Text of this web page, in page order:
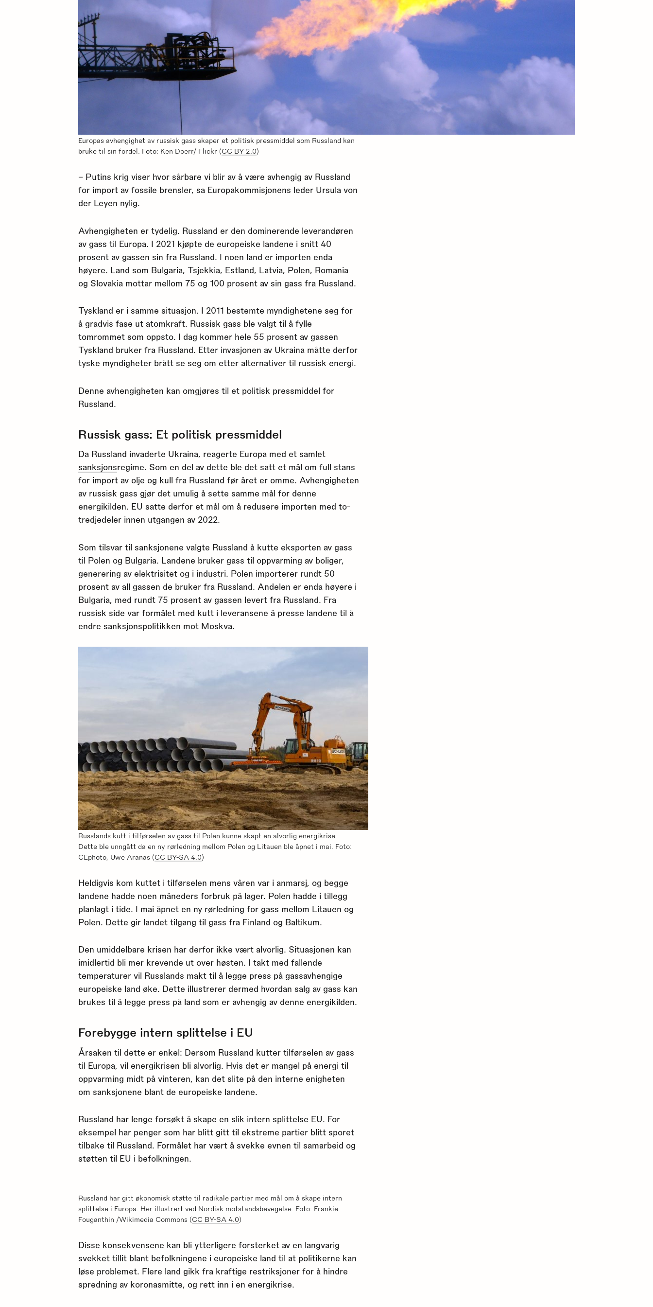
Europas avhengighet av russisk gass skaper et politisk pressmiddel som Russland kan
bruke til sin fordel. Foto: Ken Doerr/ Flickr (CC BY 2.0)
– Putins krig viser hvor sårbare vi blir av å være avhengig av Russland
for import av fossile brensler, sa Europakommisjonens leder Ursula von
der Leyen nylig.
Avhengigheten er tydelig. Russland er den dominerende leverandøren
av gass til Europa. I 2021 kjøpte de europeiske landene i snitt 40
prosent av gassen sin fra Russland. I noen land er importen enda
høyere. Land som Bulgaria, Tsjekkia, Estland, Latvia, Polen, Romania
og Slovakia mottar mellom 75 og 100 prosent av sin gass fra Russland.
Tyskland er i samme situasjon. I 2011 bestemte myndighetene seg for
å gradvis fase ut atomkraft. Russisk gass ble valgt til å fylle
tomrommet som oppsto. I dag kommer hele 55 prosent av gassen
Tyskland bruker fra Russland. Etter invasjonen av Ukraina måtte derfor
tyske myndigheter brått se seg om etter alternativer til russisk energi.
Denne avhengigheten kan omgjøres til et politisk pressmiddel for
Russland.
Russisk gass: Et politisk pressmiddel
Da Russland invaderte Ukraina, reagerte Europa med et samlet
sanksjonsregime. Som en del av dette ble det satt et mål om full stans
for import av olje og kull fra Russland før året er omme. Avhengigheten
av russisk gass gjør det umulig å sette samme mål for denne
energikilden. EU satte derfor et mål om å redusere importen med to-
tredjedeler innen utgangen av 2022.
Som tilsvar til sanksjonene valgte Russland å kutte eksporten av gass
til Polen og Bulgaria. Landene bruker gass til oppvarming av boliger,
generering av elektrisitet og i industri. Polen importerer rundt 50
prosent av all gassen de bruker fra Russland. Andelen er enda høyere i
Bulgaria, med rundt 75 prosent av gassen levert fra Russland. Fra
russisk side var formålet med kutt i leveransene å presse landene til å
endre sanksjonspolitikken mot Moskva.
Russlands kutt i tilførselen av gass til Polen kunne skapt en alvorlig energikrise.
Dette ble unngått da en ny rørledning mellom Polen og Litauen ble åpnet i mai. Foto:
CEphoto, Uwe Aranas (CC BY-SA 4.0)
Heldigvis kom kuttet i tilførselen mens våren var i anmarsj, og begge
landene hadde noen måneders forbruk på lager. Polen hadde i tillegg
planlagt i tide. I mai åpnet en ny rørledning for gass mellom Litauen og
Polen. Dette gir landet tilgang til gass fra Finland og Baltikum.
Den umiddelbare krisen har derfor ikke vært alvorlig. Situasjonen kan
imidlertid bli mer krevende ut over høsten. I takt med fallende
temperaturer vil Russlands makt til å legge press på gassavhengige
europeiske land øke. Dette illustrerer dermed hvordan salg av gass kan
brukes til å legge press på land som er avhengig av denne energikilden.
Forebygge intern splittelse i EU
Årsaken til dette er enkel: Dersom Russland kutter tilførselen av gass
til Europa, vil energikrisen bli alvorlig. Hvis det er mangel på energi til
oppvarming midt på vinteren, kan det slite på den interne enigheten
om sanksjonene blant de europeiske landene.
Russland har lenge forsøkt å skape en slik intern splittelse EU. For
eksempel har penger som har blitt gitt til ekstreme partier blitt sporet
tilbake til Russland. Formålet har vært å svekke evnen til samarbeid og
støtten til EU i befolkningen.
Russland har gitt økonomisk støtte til radikale partier med mål om å skape intern
splittelse i Europa. Her illustrert ved Nordisk motstandsbevegelse. Foto: Frankie
Fouganthin /Wikimedia Commons (CC BY-SA 4.0)
Disse konsekvensene kan bli ytterligere forsterket av en langvarig
svekket tillit blant befolkningene i europeiske land til at politikerne kan
løse problemet. Flere land gikk fra kraftige restriksjoner for å hindre
spredning av koronasmitte, og rett inn i en energikrise.